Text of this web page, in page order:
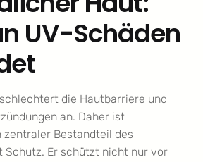
UV-Schäden
die Hautbarriere und
an. Daher ist
zentraler Bestandteil des
Schutz. Er schützt nicht nur vor